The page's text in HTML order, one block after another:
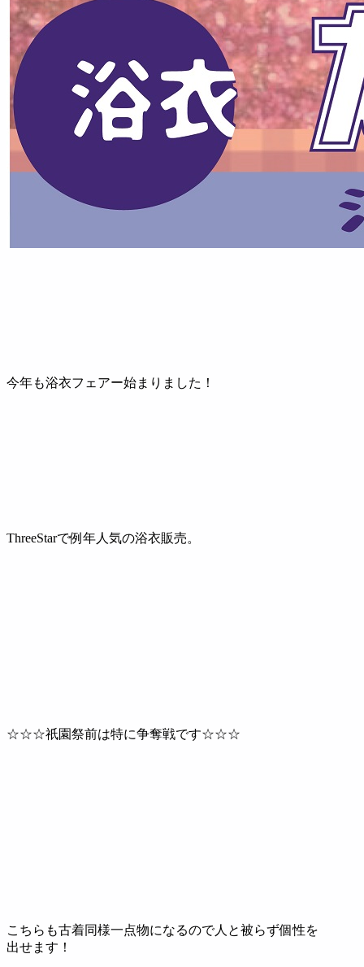
今年も浴衣フェアー始まりました！
ThreeStarで例年人気の浴衣販売。
☆☆☆祇園祭前は特に争奪戦です☆☆☆
こちらも古着同様一点物になるので人と被らず個性を
出せます！